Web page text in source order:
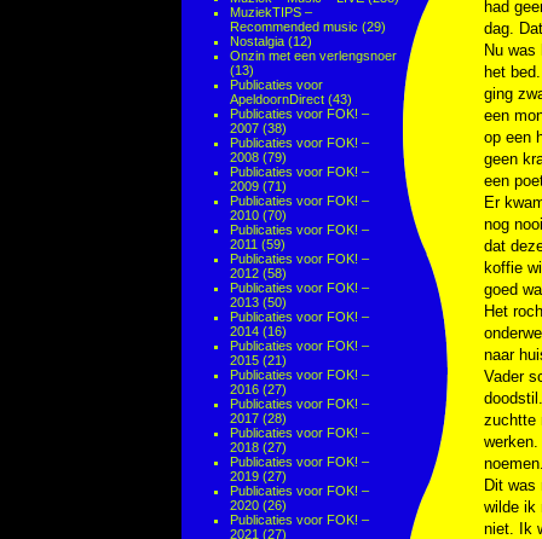
MuziekTIPS –
Recommended music (29)
Nostalgia (12)
Onzin met een verlengsnoer
(13)
Publicaties voor
ApeldoornDirect (43)
Publicaties voor FOK! –
2007 (38)
Publicaties voor FOK! –
2008 (79)
Publicaties voor FOK! –
2009 (71)
Publicaties voor FOK! –
2010 (70)
Publicaties voor FOK! –
2011 (59)
Publicaties voor FOK! –
2012 (58)
Publicaties voor FOK! –
2013 (50)
Publicaties voor FOK! –
2014 (16)
Publicaties voor FOK! –
2015 (21)
Publicaties voor FOK! –
2016 (27)
Publicaties voor FOK! –
2017 (28)
Publicaties voor FOK! –
2018 (27)
Publicaties voor FOK! –
2019 (27)
Publicaties voor FOK! –
2020 (26)
Publicaties voor FOK! –
2021 (27)
had
dag.
Nu
het
ging
een
op een
geen
een
Er
nog
dat
koffie
goed
Het
naar
Vader
zuchtte
Dit was
wilde ik
niet. Ik